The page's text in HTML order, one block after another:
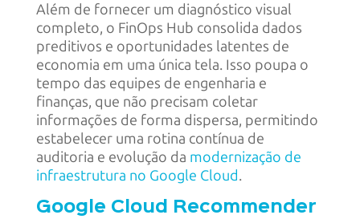
Além de fornecer um diagnóstico visual
completo, o FinOps Hub consolida dados
preditivos e oportunidades latentes de
economia em uma única tela. Isso poupa o
tempo das equipes de engenharia e
finanças, que não precisam coletar
informações de forma dispersa, permitindo
estabelecer uma rotina contínua de
auditoria e evolução da modernização de
infraestrutura no Google Cloud.
Google Cloud Recommender